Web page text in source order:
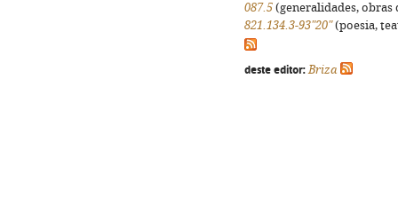
087.5 (generalidades,
821.134.3-93"20"(poesia,
deste editor: Briza